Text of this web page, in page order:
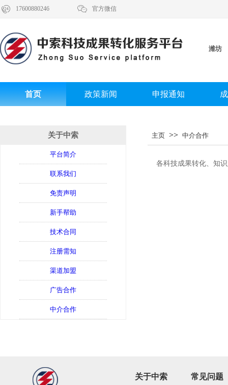
 17600880246  官方微信
潍坊
首页 政策新闻 申报通知
关于中索
平台简介
联系我们
免责声明
新手帮助
技术合同
注册需知
渠道加盟
广告合作
中介合作
主页 >> 中介合作
各科技成果转化、知
关于中索 常见问题